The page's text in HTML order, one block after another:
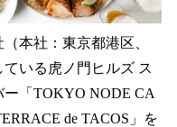
本社：東京都港区、
いる虎ノ門ヒルズ ス
「TOKYO NODE CA
de TACOS」を